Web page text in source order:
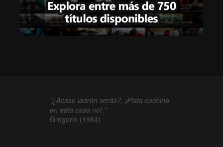
"¿Acaso ladrón serás?, ¡Plata cochina
en esta casa no!."
Gregorio (1984)